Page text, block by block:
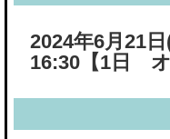
2024年6月21
16:30 【1日